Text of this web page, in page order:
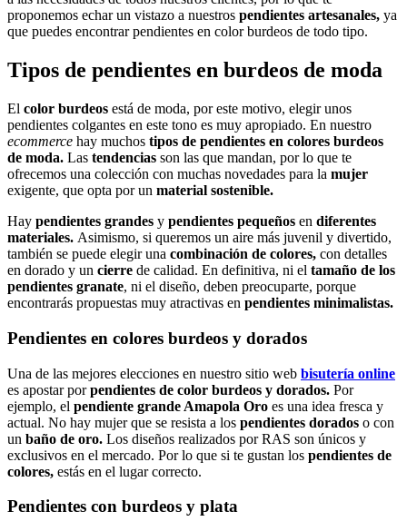
proponemos echar un vistazo a nuestros pendientes artesanales, ya
que puedes encontrar pendientes en color burdeos de todo tipo.
Tipos de pendientes en burdeos de moda
El color burdeos está de moda, por este motivo, elegir unos
pendientes colgantes en este tono es muy apropiado. En nuestro
ecommerce hay muchos tipos de pendientes en colores burdeos
de moda. Las tendencias son las que mandan, por lo que te
ofrecemos una colección con muchas novedades para la mujer
exigente, que opta por un material sostenible.
Hay pendientes grandes y pendientes pequeños en diferentes
materiales. Asimismo, si queremos un aire más juvenil y divertido,
también se puede elegir una combinación de colores, con detalles
en dorado y un cierre de calidad. En definitiva, ni el tamaño de los
pendientes granate, ni el diseño, deben preocuparte, porque
encontrarás propuestas muy atractivas en pendientes minimalistas.
Pendientes en colores burdeos y dorados
Una de las mejores elecciones en nuestro sitio web bisutería online
es apostar porpendientes de color burdeos y dorados. Por
ejemplo, el pendiente grande Amapola Oro es una idea fresca y
actual. No hay mujer que se resista a los pendientes dorados o con
un baño de oro. Los diseños realizados por RAS son únicos y
exclusivos en el mercado. Por lo que si te gustan los pendientes de
colores, estás en el lugar correcto.
Pendientes con burdeos y plata